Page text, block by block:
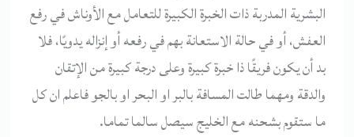
البشرية المدربة ذات الخبرة الكبيرة للتعامل مع الأوناش في رفع
العفش، أو في حالة الاستعانة بهم في رفعه أو إنزاله يدويًا، فلا
بد أن يكون فريقًا ذا خبرة كبيرة وعلى درجة كبيرة من الإتقان
والدقة ومهما طالت المسافة بالبر او البحر او بالجو فاعلم ان كل
ما ستقوم بشحنه مع الخليج سيصل سالما تماما.